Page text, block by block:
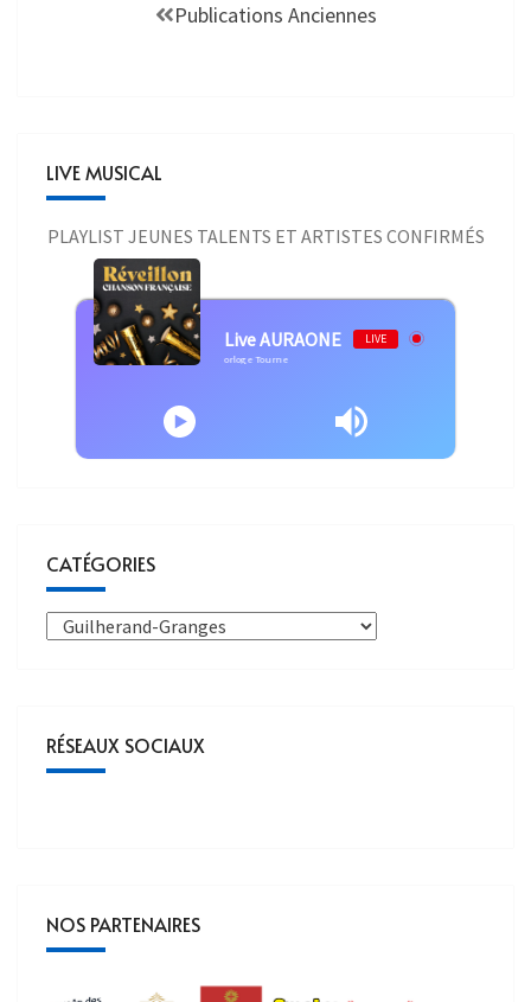
Publications Anciennes
LIVE MUSICAL
PLAYLIST JEUNES TALENTS ET ARTISTES CONFIRMÉS
Live AURAONE LIVE
Interprète inconnu - Mickael Miro - L'Horloge Tourne
CATÉGORIES
RÉSEAUX SOCIAUX
NOS PARTENAIRES